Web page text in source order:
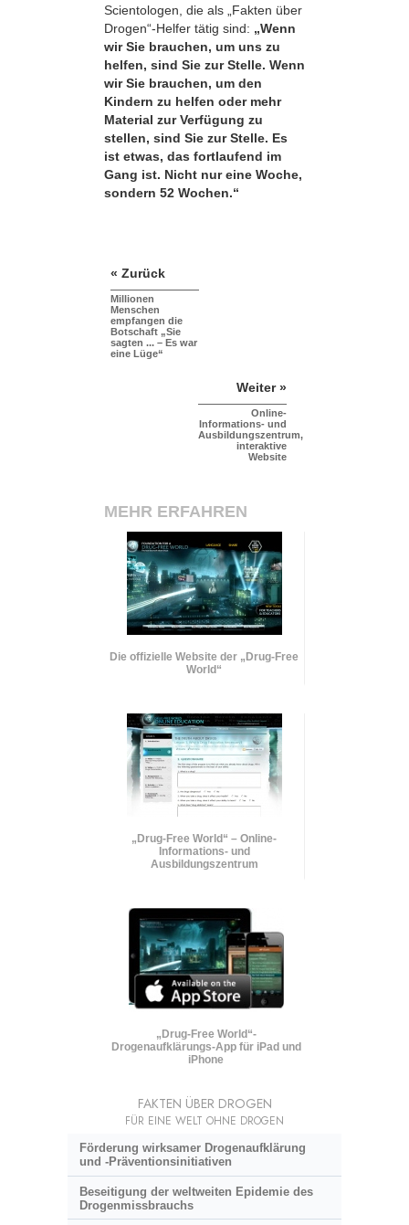
Scientologen, die als „Fakten über
Drogen“-Helfer tätig sind: „Wenn
wir Sie brauchen, um uns zu
helfen, sind Sie zur Stelle. Wenn
wir Sie brauchen, um den
Kindern zu helfen oder mehr
Material zur Verfügung zu
stellen, sind Sie zur Stelle. Es
ist etwas, das fortlaufend im
Gang ist. Nicht nur eine Woche,
sondern 52 Wochen.“
« Zurück
Millionen
Menschen
empfangen die
Botschaft „Sie
sagten ... – Es war
eine Lüge“
Weiter »
Online-
Informations- und
Ausbildungszentrum,
interaktive
Website
MEHR ERFAHREN
Die offizielle Website der „Drug-Free
World“
„Drug-Free World“ – Online-
Informations- und
Ausbildungszentrum
„Drug-Free World“-
Drogenaufklärungs-App für iPad und
iPhone
FAKTEN ÜBER DROGEN
FÜR EINE WELT OHNE DROGEN
Förderung wirksamer Drogenaufklärung
und -Präventionsinitiativen
Beseitigung der weltweiten Epidemie des
Drogenmissbrauchs